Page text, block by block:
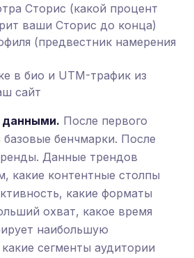
Сторис (какой процент
ваши Сторис до конца)
(предвестник намерения
в био и UTM-трафик из
сайт
данными. После первого
базовые бенчмарки. После
Данные трендов
какие контентные столпы
какие форматы
охват, какое время
наибольшую
сегменты аудитории